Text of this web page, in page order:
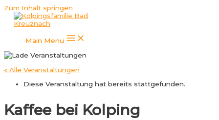
Zum Inhalt springen
Main Menu
« Alle Veranstaltungen
Diese Veranstaltung hat bereits stattgefunden.
Kaffee bei Kolping